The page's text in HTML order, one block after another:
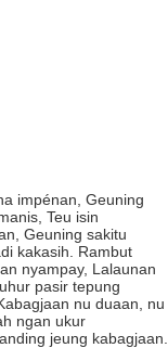
impénan, Geuning
Teu isin
Geuning sakitu
kakasih. Rambut
nyampay, Lalaunan
pasir tepung
nu duaan, nu
ngan ukur
jeung kabagjaan.